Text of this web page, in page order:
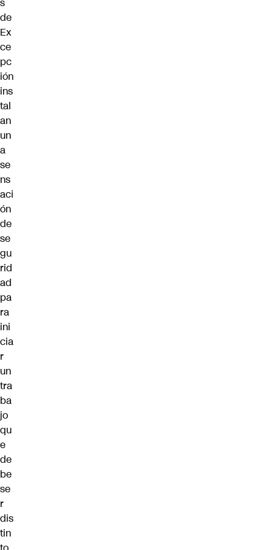
de
Ex
ce
pc
ión
ins
tal
an
un
a
se
ns
aci
ón
de
se
gu
rid
ad
pa
ra
ini
cia
r
un
tra
ba
jo
qu
e
de
be
se
r
dis
tin